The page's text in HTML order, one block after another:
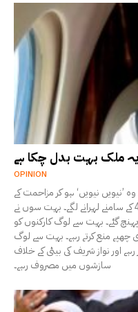
یہ ملک بہت بدل چکا ہے
OPINION
’نیویں نیویں‘ ہو کر مزاحمت کے
دور میں مفاہمت کا پرچم گیٹ نمبر 4 کے سامنے لہرانے لگے۔ بہت سوں نے
پہنچ گئے۔ بہت سے لوگ کارکنوں کو
منع کرتے رہے۔ بہت سے لوگ
اور نواز شریف کی بیٹی کے خلاف
سازشوں میں مصروف رہے۔